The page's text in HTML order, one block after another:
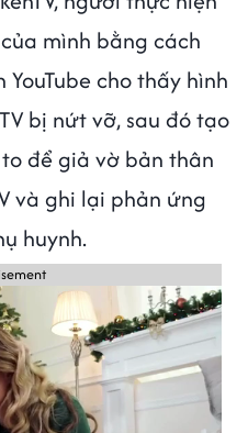
mình bằng cách
cho thấy hình
bị nứt vỡ, sau đó tạo
để giả vờ bản thân
và ghi lại phản ứng
huynh.